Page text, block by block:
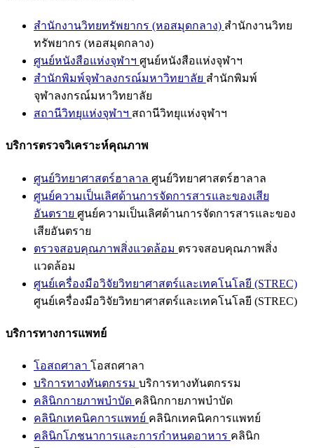
สำนักงานวิทยทรัพยากร (หอสมุดกลาง) สำนักงานวิทย
ทรัพยากร (หอสมุดกลาง)
ศูนย์หนังสือแห่งจุฬาฯ ศูนย์หนังสือแห่งจุฬาฯ
สำนักพิมพ์จุฬาลงกรณ์มหาวิทยาลัย สำนักพิมพ์
จุฬาลงกรณ์มหาวิทยาลัย
สถานีวิทยุแห่งจุฬาฯ สถานีวิทยุแห่งจุฬาฯ
บริการตรวจวิเคราะห์คุณภาพ
ศูนย์วิทยาศาสตร์ฮาลาล ศูนย์วิทยาศาสตร์ฮาลาล
ศูนย์ความเป็นเลิศด้านการจัดการสารและของเสีย
อันตราย ศูนย์ความเป็นเลิศด้านการจัดการสารและของ
เสียอันตราย
ตรวจสอบคุณภาพสิ่งแวดล้อม ตรวจสอบคุณภาพสิ่ง
แวดล้อม
ศูนย์เครื่องมือวิจัยวิทยาศาสตร์และเทคโนโลยี (STREC)
ศูนย์เครื่องมือวิจัยวิทยาศาสตร์และเทคโนโลยี (STREC)
บริการทางการแพทย์
โอสถศาลา โอสถศาลา
บริการทางทันตกรรม บริการทางทันตกรรม
คลินิกกายภาพบำบัด คลินิกกายภาพบำบัด
คลินิกเทคนิคการแพทย์ คลินิกเทคนิคการแพทย์
คลินิกโภชนาการและการกำหนดอาหาร คลินิก